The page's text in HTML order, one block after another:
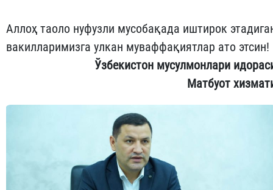
Аллоҳ таоло нуфузли мусобақада иштирок
вакилларимизга улкан муваффақиятлар ато этсин!
Ўзбекистон мусулмонлари
Матбуот